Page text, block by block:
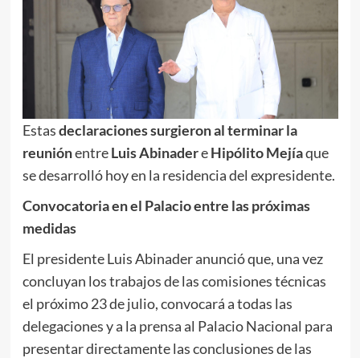
Estasdeclaraciones surgieron al terminar la
reuniónentreLuis AbinadereHipólito Mejíaque
se desarrolló hoy en la residencia del expresidente.
Convocatoria en el Palacio entre las próximas
medidas
El presidente Luis Abinader anunció que, una vez
concluyan los trabajos de las comisiones técnicas
el próximo 23 de julio, convocará a todas las
delegaciones y a la prensa al Palacio Nacional para
presentar directamente las conclusiones de las